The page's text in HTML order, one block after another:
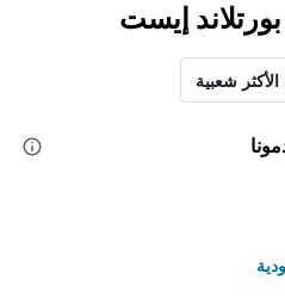
إيست
شعبية